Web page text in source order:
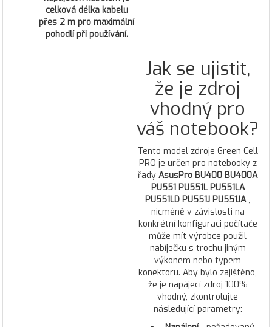
celková délka kabelu
přes 2 m pro maximální
pohodlí při používání.
Jak se ujistit,
že je zdroj
vhodný pro
váš notebook?
Tento model zdroje Green Cell
PRO je určen pro notebooky z
řady AsusPro BU400 BU400A
PU551 PU551L PU551LA
PU551LD PU551J PU551JA,
nicméně v závislosti na
konkrétní konfiguraci počítače
může mít výrobce použil
nabíječku s trochu jiným
výkonem nebo typem
konektoru. Aby bylo zajištěno,
že je napájecí zdroj 100%
vhodný, zkontrolujte
následující parametry: